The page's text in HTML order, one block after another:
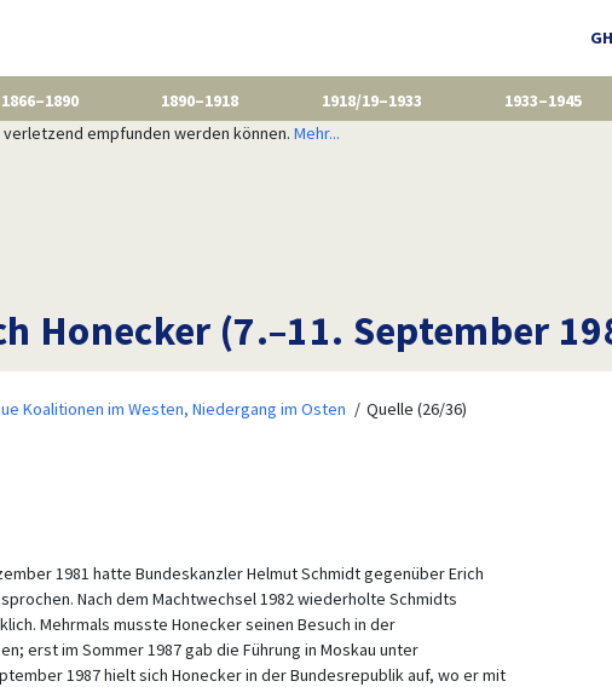
1866–1890 1890–1918 1918/19–1933 1933–1945
empfunden werden können. Mehr...
Honecker (7.–11. September
Koalitionen im Westen, Niedergang im Osten Quelle (26/36)
1981 hatte Bundeskanzler Helmut Schmidt gegenüber Erich
Nach dem Machtwechsel 1982 wiederholte Schmidts
Mehrmals musste Honecker seinen Besuch in der
erst im Sommer 1987 gab die Führung in Moskau unter
1987 hielt sich Honecker in der Bundesrepublik auf, wo er mit